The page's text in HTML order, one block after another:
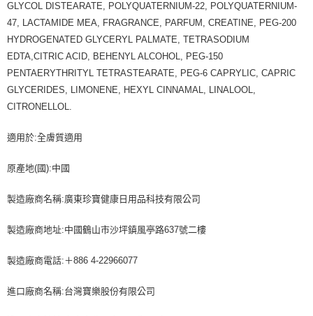
GLYCOL DISTEARATE, POLYQUATERNIUM-22, POLYQUATERNIUM-
47, LACTAMIDE MEA, FRAGRANCE, PARFUM, CREATINE, PEG-200
HYDROGENATED GLYCERYL PALMATE, TETRASODIUM
EDTA,CITRIC ACID, BEHENYL ALCOHOL, PEG-150
PENTAERYTHRITYL TETRASTEARATE, PEG-6 CAPRYLIC, CAPRIC
GLYCERIDES, LIMONENE, HEXYL CINNAMAL, LINALOOL,
CITRONELLOL.
適用於:全膚質適用
原產地(國):中國
製造廠商名稱:廣東珍寶健康日用品科技有限公司
製造廠商地址:中國鶴山市沙坪鎮風亭路637號二樓
製造廠商電話:＋886 4-22966077
進口廠商名稱:台灣寶樂股份有限公司